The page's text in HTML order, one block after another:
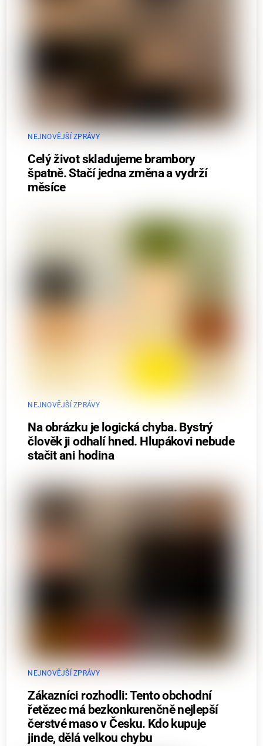
NEJNOVĚJŠÍ ZPRÁVY
Celý život skladujeme brambory
špatně. Stačí jedna změna a vydrží
měsíce
NEJNOVĚJŠÍ ZPRÁVY
Na obrázku je logická chyba. Bystrý
člověk ji odhalí hned. Hlupákovi nebude
stačit ani hodina
NEJNOVĚJŠÍ ZPRÁVY
Zákazníci rozhodli: Tento obchodní
řetězec má bezkonkurenčně nejlepší
čerstvé maso v Česku. Kdo kupuje
jinde, dělá velkou chybu